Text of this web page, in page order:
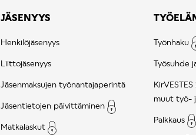
JÄSENYYS
Henkilöjäsenyys
Liittojäsenyys
Jäsenmaksujen työnantajaperintä
Jäsentietojen päivittäminen
Matkalaskut
Työnhaku
Työsuhde
muut työ-
Palkkaus